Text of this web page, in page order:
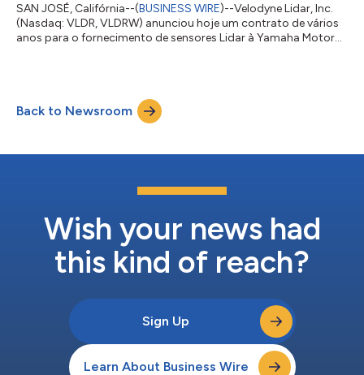
SAN JOSÉ, Califórnia--(BUSINESS WIRE)--Velodyne Lidar, Inc.
(Nasdaq: VLDR, VLDRW) anunciou hoje um contrato de vários
anos para o fornecimento de sensores Lidar à Yamaha Motor
às fábricas para aprimorar a eficiência e segurança. A Velodyne
já começou a enviar os sensores para a Yamaha Motor para
apoiar o lançamento em outubro...
Back to Newsroom
Wish your news had
this kind of reach?
Sign Up
Learn About Business Wire